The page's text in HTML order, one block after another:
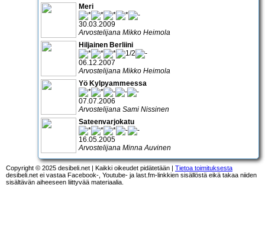
Meri
30.03.2009
Arvostelijana Mikko Heimola
Hiljainen Berliini
06.12.2007
Arvostelijana Mikko Heimola
Yö Kylpyammeessa
07.07.2006
Arvostelijana Sami Nissinen
Sateenvarjokatu
16.05.2005
Arvostelijana Minna Auvinen
Copyright © 2025 desibeli.net | Kaikki oikeudet pidätetään | Tietoa toimituksesta
desibeli.net ei vastaa Facebook-, Youtube- ja last.fm-linkkien sisällöstä eikä takaa niiden
sisältävän aiheeseen liittyvää materiaalia.